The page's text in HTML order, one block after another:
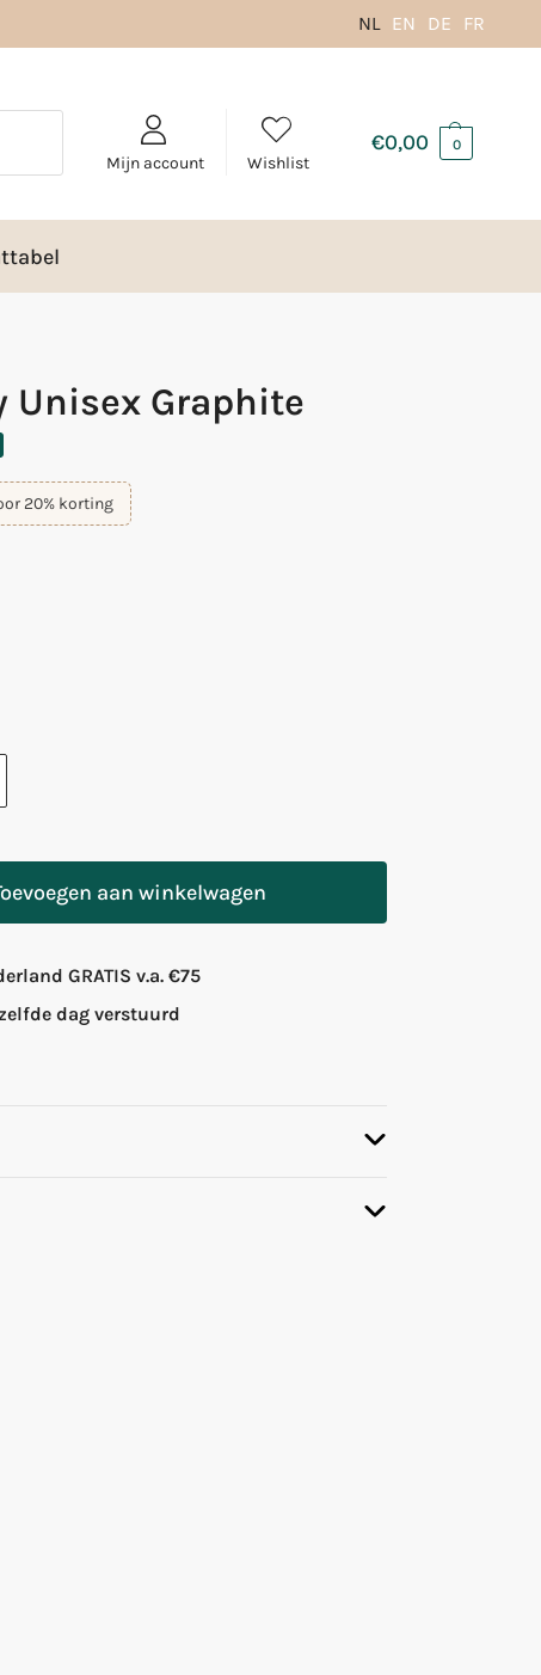
NL EN DE FR
Mijn account Wishlist
€0,00 0
Unisex Graphite
20% korting
aan winkelwagen
GRATIS v.a. €75
dag verstuurd